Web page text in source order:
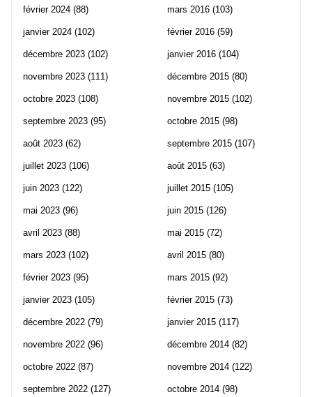
février 2024 (88)
janvier 2024 (102)
décembre 2023 (102)
novembre 2023 (111)
octobre 2023 (108)
septembre 2023 (95)
août 2023 (62)
juillet 2023 (106)
juin 2023 (122)
mai 2023 (96)
avril 2023 (88)
mars 2023 (102)
février 2023 (95)
janvier 2023 (105)
décembre 2022 (79)
novembre 2022 (96)
octobre 2022 (87)
septembre 2022 (127)
mars 2016 (103)
février 2016 (59)
janvier 2016 (104)
décembre 2015 (80)
novembre 2015 (102)
octobre 2015 (98)
septembre 2015 (107)
août 2015 (63)
juillet 2015 (105)
juin 2015 (126)
mai 2015 (72)
avril 2015 (80)
mars 2015 (92)
février 2015 (73)
janvier 2015 (117)
décembre 2014 (82)
novembre 2014 (122)
octobre 2014 (98)